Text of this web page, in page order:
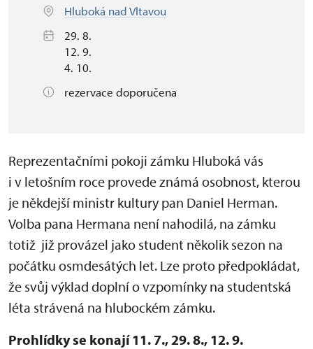
Hluboká nad Vltavou
29. 8.
12. 9.
4. 10.
rezervace doporučena
Reprezentačními pokoji zámku Hluboká vás
i v letošním roce provede známá osobnost, kterou
je někdejší ministr kultury pan Daniel Herman.
Volba pana Hermana není nahodilá, na zámku
totiž již provázel jako student několik sezon na
počátku osmdesátých let. Lze proto předpokládat,
že svůj výklad doplní o vzpomínky na studentská
léta strávená na hlubockém zámku.
Prohlídky se konají 11. 7., 29. 8., 12. 9.